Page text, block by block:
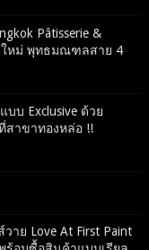
Pâtisserie &
ใหม่ พุทธมณฑลสาย 4
บบ Exclusive ด้วย
สาขาทองหล่อ !!
าย Love At First Paint